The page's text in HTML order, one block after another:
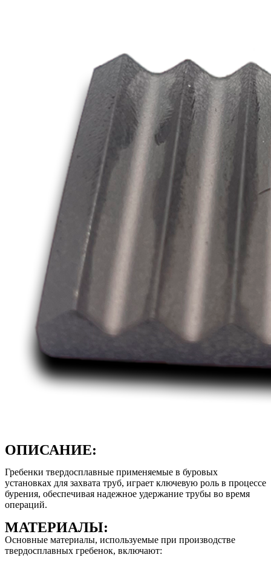
ОПИСАНИЕ:
Гребенки твердосплавные применяемые в буровых
установках для захвата труб, играет ключевую роль в процессе
бурения, обеспечивая надежное удержание трубы во время
операций.
МАТЕРИАЛЫ:
Основные материалы, используемые при производстве
твердосплавных гребенок, включают: